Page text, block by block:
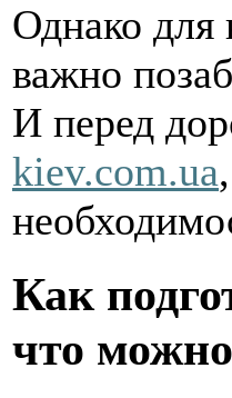
Однако для
важно
И перед
kiev.com.ua
Как
что